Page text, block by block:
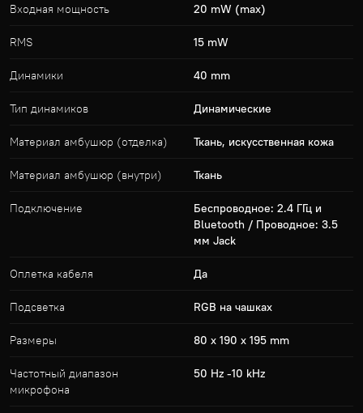
Входная мощность 20 mW (max)
RMS 15 mW
Динамики 40 mm
Тип динамиков Динамические
Материал амбушюр (отделка) Ткань, искусственная кожа
Материал амбушюр (внутри) Ткань
Подключение
Беспроводное: 2.4 ГГц и
Bluetooth / Проводное: 3.5
мм Jack
Оплетка кабеля Да
Подсветка RGB на чашках
Размеры 80 х 190 х 195 mm
Частотный диапазон
микрофона
50 Hz -10 kHz